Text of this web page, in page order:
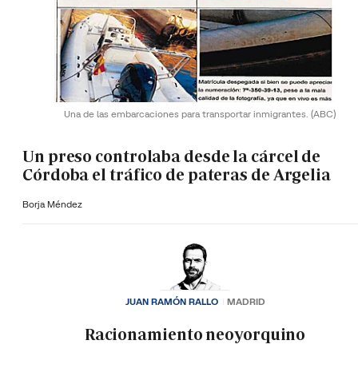
Una de las embarcaciones para transportar inmigrantes. (ABC)
Un preso controlaba desde la cárcel de
Córdoba el tráfico de pateras de Argelia
Borja Méndez
Racionamiento neoyorquino
JUAN RAMÓN RALLO MADRID